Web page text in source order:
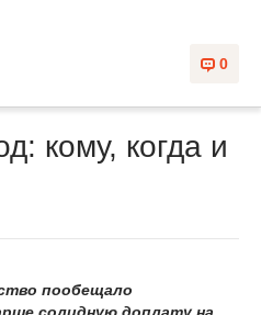
0
кому, когда и
пообещало